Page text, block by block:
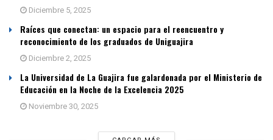
Diciembre 5, 2025
Raíces que conectan: un espacio para el reencuentro y
reconocimiento de los graduados de Uniguajira
Diciembre 2, 2025
La Universidad de La Guajira fue galardonada por el Ministerio de
Educación en la Noche de la Excelencia 2025
Noviembre 30, 2025